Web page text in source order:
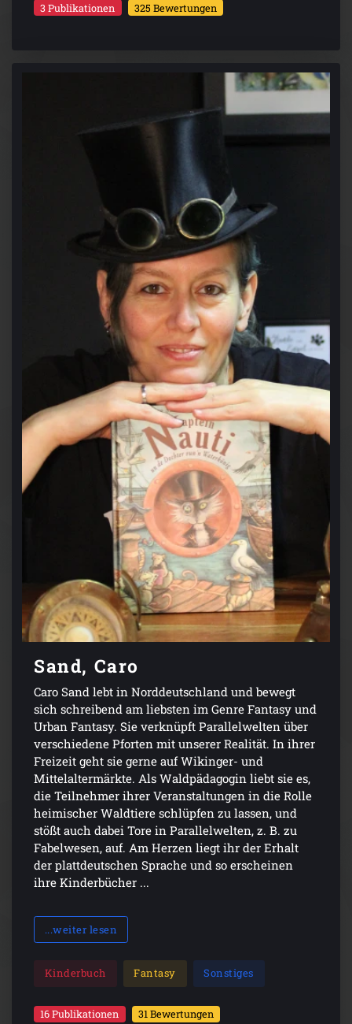
3 Publikationen 325 Bewertungen
Sand, Caro
Caro Sand lebt in Norddeutschland und bewegt
sich schreibend am liebsten im Genre Fantasy und
Urban Fantasy. Sie verknüpft Parallelwelten über
verschiedene Pforten mit unserer Realität. In ihrer
Freizeit geht sie gerne auf Wikinger- und
Mittelaltermärkte. Als Waldpädagogin liebt sie es,
die Teilnehmer ihrer Veranstaltungen in die Rolle
heimischer Waldtiere schlüpfen zu lassen, und
stößt auch dabei Tore in Parallelwelten, z. B. zu
Fabelwesen, auf. Am Herzen liegt ihr der Erhalt
der plattdeutschen Sprache und so erscheinen
ihre Kinderbücher ...
...weiter lesen
Kinderbuch Fantasy Sonstiges
16 Publikationen 31 Bewertungen